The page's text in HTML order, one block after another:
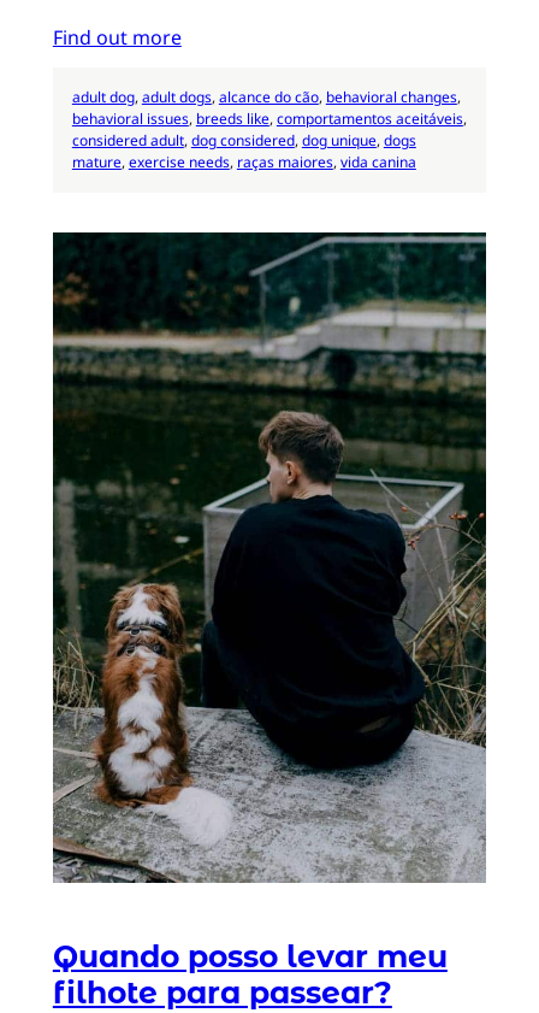
Find out more
adult dog, adult dogs, alcance do cão, behavioral changes
behavioral issues, breeds like, comportamentos aceitáveis
considered adult, dog considered, dog unique, dogs
mature, exercise needs, raças maiores, vida canina
Quando posso levar meu
filhote para passear?